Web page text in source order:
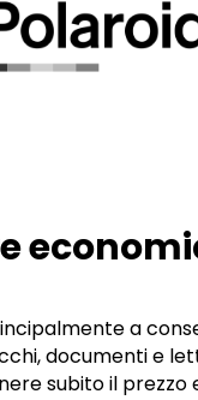
a
documenti e
subito il prezzo